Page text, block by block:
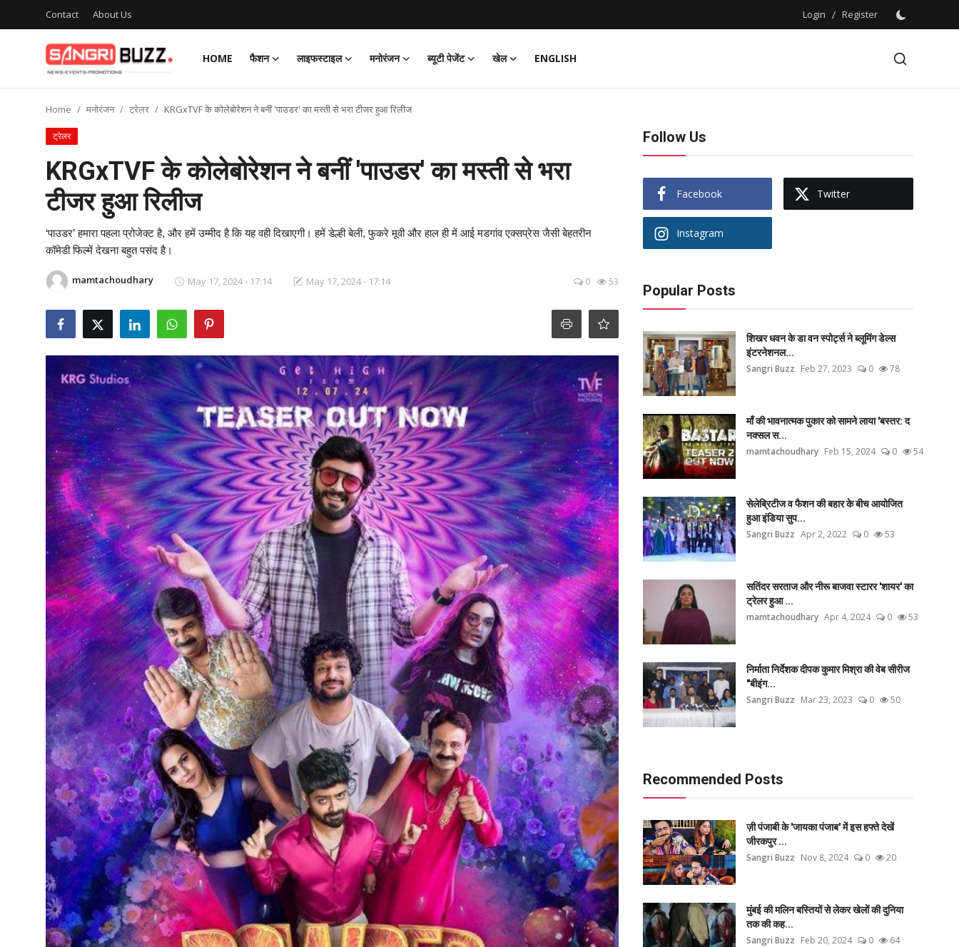
Contact About Us Login / Register
HOME फैशन लाइफस्टाइल मनोरंजन ब्यूटी पेजेंट खेल
ENGLISH
Login
About Us
Home मनोरंजन ट्रेलर KRGxTVF के कोलेबोरेशन ने बनीं 'पाउडर' का मस्ती से भरा टीजर हुआ रिलीज
ट्रेलर
KRGxTVF के कोलेबोरेशन ने बनीं 'पाउडर' का मस्ती से भरा
टीजर हुआ रिलीज
‘पाउडर’ हमारा पहला प्रोजेक्ट है, और हमें उम्मीद है कि यह वही दिखाएगी। हमें डेल्ही बेली, फुकरे मूवी और हाल ही में आई मडगांव एक्सप्रेस जैसी बेहतरीन
कॉमेडी फिल्में देखना बहुत पसंद है।
mamtachoudhary May 17, 2024 - 17:14 May 17, 2024 - 17:14 0 53
Follow Us
Facebook Twitter
Instagram
Popular Posts
शिखर धवन के डा वन स्पोर्ट्स ने ब्लूमिंग डेल्स
इंटरनेशनल...
Sangri Buzz Feb 27, 2023 0 78
माँ की भावनात्मक पुकार को सामने लाया 'बस्तर: द
नक्सल स...
mamtachoudhary Feb 15, 2024 0 54
सेलेब्रिटीज व फैशन की बहार के बीच आयोजित
हुआ इंडिया सुप...
Sangri Buzz Apr 2, 2022 0 53
सतिंदर सरताज और नीरू बाजवा स्टारर 'शायर' का
ट्रेलर हुआ ...
mamtachoudhary Apr 4, 2024 0 53
निर्माता निर्देशक दीपक कुमार मिश्रा की वेब सीरीज
"बीइंग...
Sangri Buzz Mar 23, 2023 0 50
Recommended Posts
ज़ी पंजाबी के 'जायका पंजाब' में इस हफ्ते देखें
जीरकपुर ...
Sangri Buzz Nov 8, 2024 0 20
मुंबई की मलिन बस्तियों से लेकर खेलों की दुनिया
तक की कह...
Sangri Buzz Feb 20, 2024 0 64